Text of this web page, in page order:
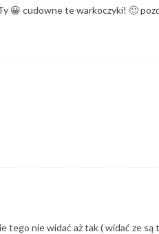
😀 cudowne te warkoczyki! 🙂
nie widać aż tak ( widać ze są